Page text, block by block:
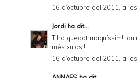
16 d’octubre del 2011, a
Jordi ha dit...
T'ha quedat maquíssim!!
més xulos!!
16 d’octubre del 2011, a